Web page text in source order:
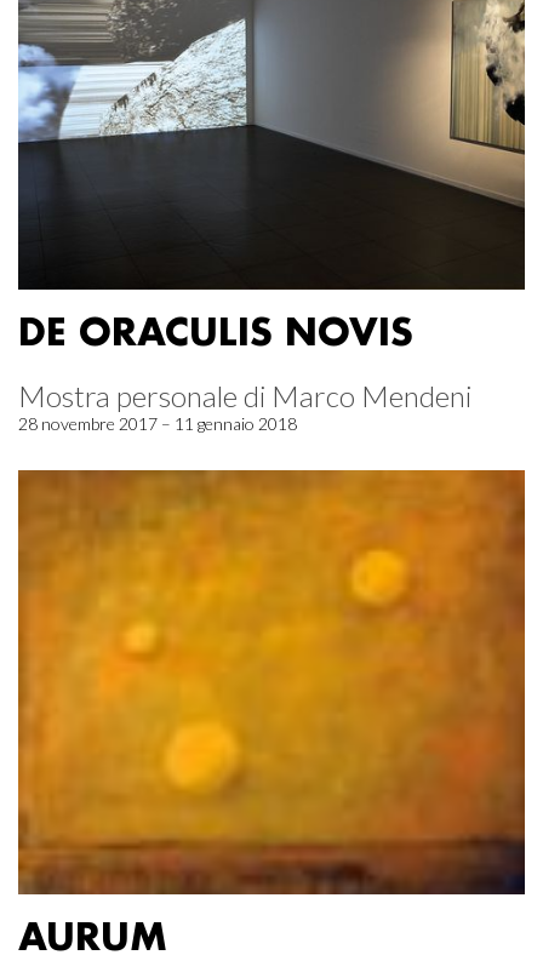
DE ORACULIS NOVIS
Mostra personale di Marco Mendeni
28 novembre 2017 – 11 gennaio 2018
AURUM